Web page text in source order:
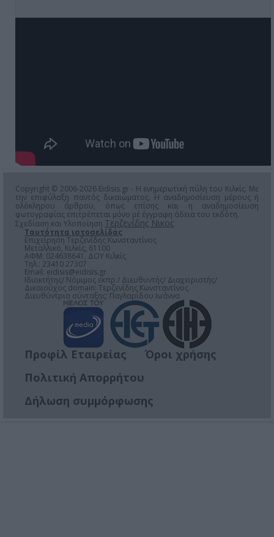
Copyright © 2006-2026 Eidisis.gr - Η ενημερωτική πύλη του Κιλκίς. Με
την επιφύλαξη παντός δικαιώματος. Η αναδημοσίευση μέρους ή
ολόκληρου άρθρου, όπως επίσης και η αναδημοσίευση
φωτογραφίας επιτρέπεται μόνο μέ έγγραφη άδεια του εκδότη.
Σχεδίαση και Υλοποίηση Τερζενίδης Νικος
Ταυτότητα ιστοσελίδας
Επιχείρηση Τερζενίδης Κωνσταντίνος
Μεταλλικό, Κιλκίς, 61100
ΑΦΜ: 024638641, ΔΟΥ Κιλκίς
Τηλ.: 23410 27307
Email: eidisis@eidisis.gr
Ιδιοκτήτης/ Νόμιμος εκπρ./ Διευθυντής/ Διαχειριστής/
Δικαιούχος domain: Τερζενίδης Κωνσταντίνος
Διευθύντρια σύνταξης: Παγλαρίδου Ιωάννα
Προφίλ Εταιρείας
Όροι χρήσης
Πολιτική Απορρήτου
Δήλωση συμμόρφωσης